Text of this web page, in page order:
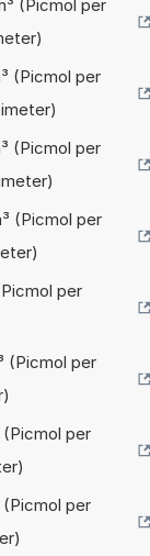
(Picmol per
(Picmol per
(Picmol per
(Picmol per
per
(Picmol per
(Picmol per
(Picmol per